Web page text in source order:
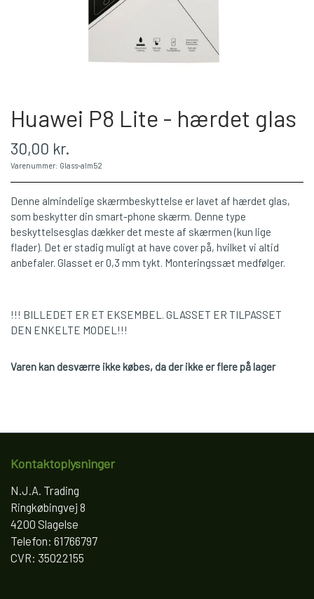
Huawei P8 Lite - hærdet glas
30,00 kr.
Varenummer: Glass-alm52
Denne almindelige skærmbeskyttelse er lavet af hærdet glas,
som beskytter din smart-phone skærm. Denne type
beskyttelsesglas dækker det meste af skærmen (kun lige
flader). Det er stadig muligt at have cover på, hvilket vi altid
anbefaler. Glasset er 0,3 mm tykt. Monteringssæt medfølger.
!!! BILLEDET ER ET EKSEMBEL. GLASSET ER TILPASSET
DEN ENKELTE MODEL!!!
Varen kan desværre ikke købes, da der ikke er flere på lager
Kontaktoplysninger
N.J.A. Trading
Ringkøbingvej 8
4200 Slagelse
Telefon: 61766797
CVR: 35022155